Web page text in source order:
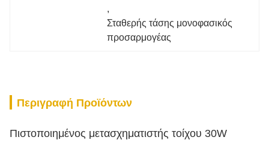
,
Σταθερής τάσης μονοφασικός
προσαρμογέας
Περιγραφή Προϊόντων
Πιστοποιημένος μετασχηματιστής τοίχου 30W